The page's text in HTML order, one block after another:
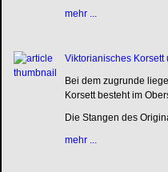
mehr ...
Viktorianisches Korsett
Bei dem zugrunde
Korsett besteht im
Die Stangen des
mehr ...